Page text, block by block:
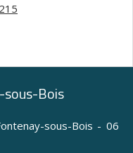
sous-Bois
sous-Bois - 06